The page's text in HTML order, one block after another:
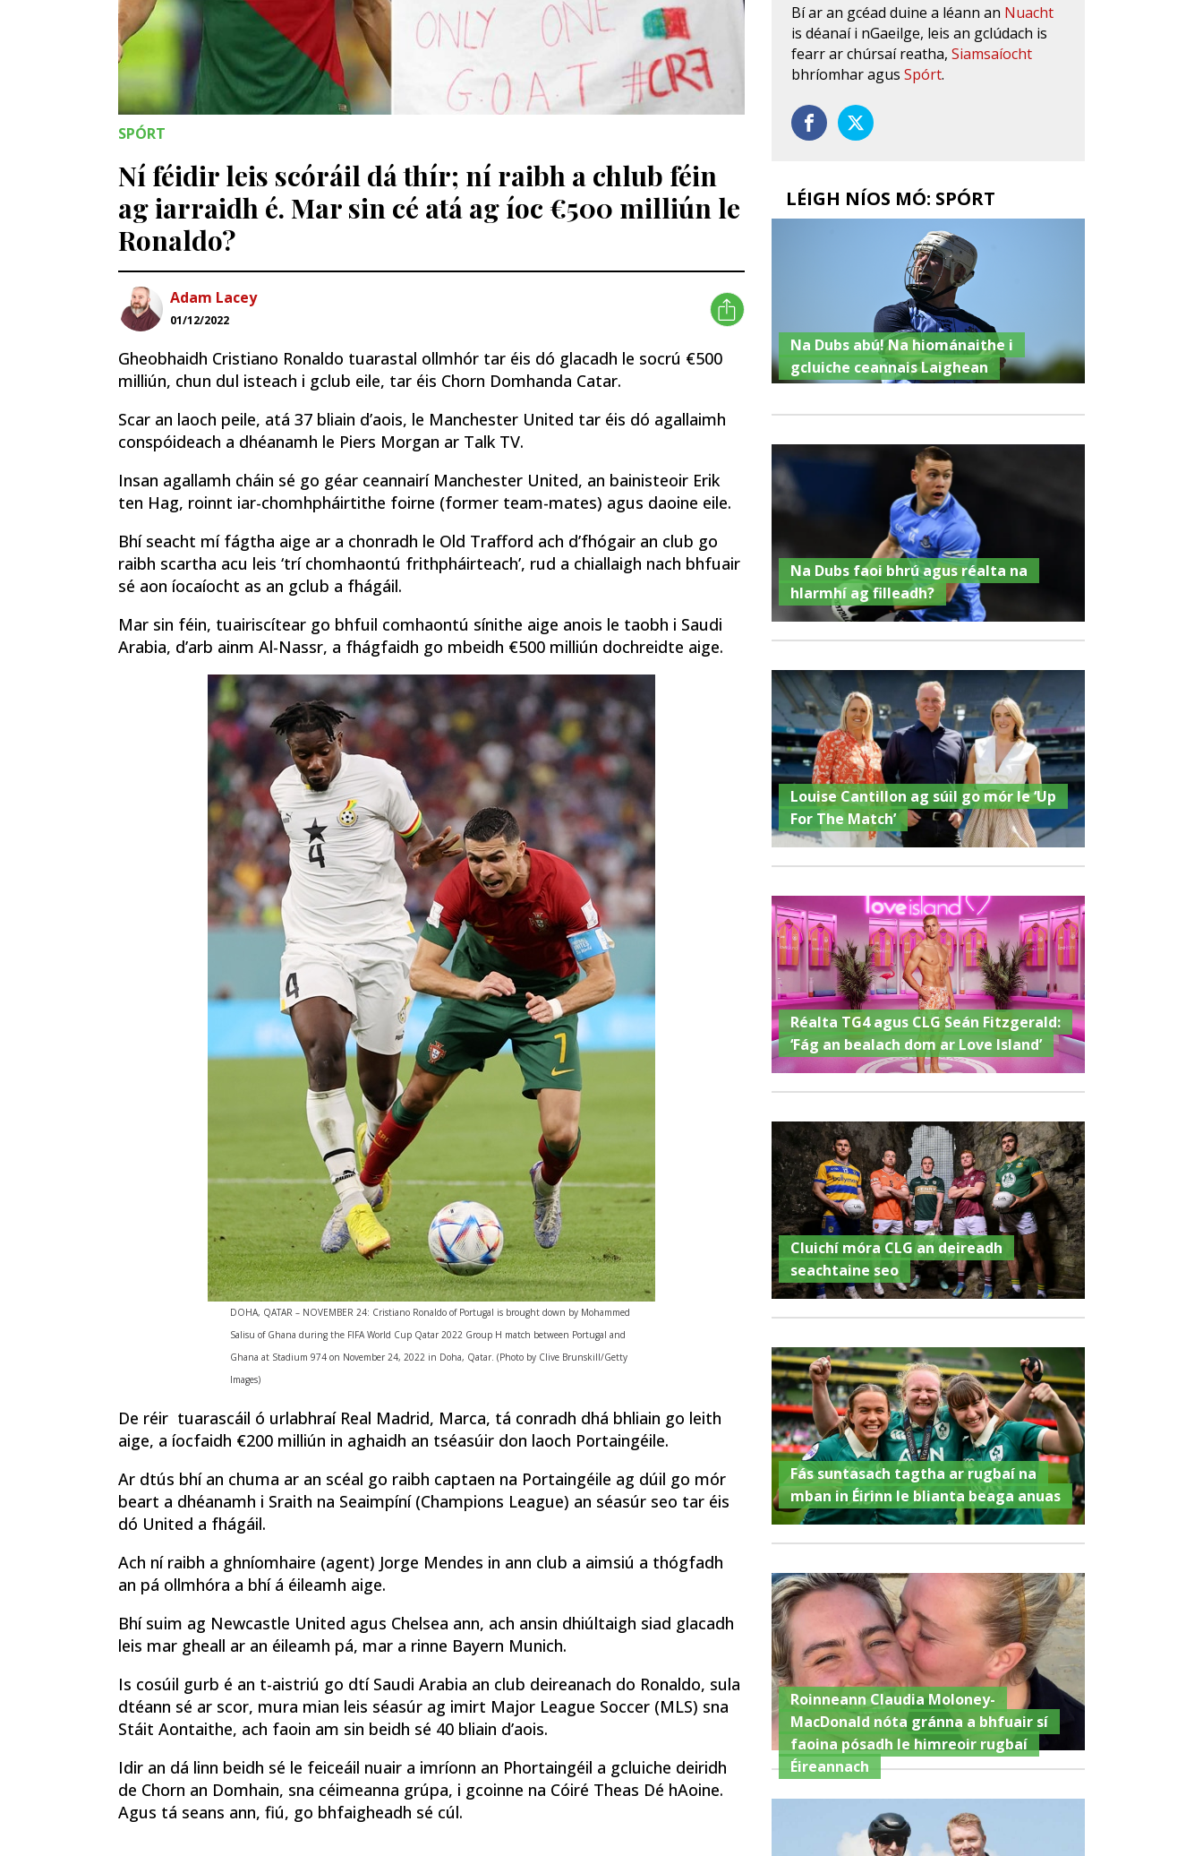
SPÓRT
Ní féidir leis scóráil dá thír; ní raibh a chlub féin
ag iarraidh é. Mar sin cé atá ag íoc €500 milliún le
Ronaldo?
Adam Lacey
01/12/2022
Gheobhaidh Cristiano Ronaldo tuarastal ollmhór tar éis dó glacadh le socrú €500
milliún, chun dul isteach i gclub eile, tar éis Chorn Domhanda Catar.
Scar an laoch peile, atá 37 bliain d’aois, le Manchester United tar éis dó agallaimh
conspóideach a dhéanamh le Piers Morgan ar Talk TV.
Insan agallamh cháin sé go géar ceannairí Manchester United, an bainisteoir Erik
ten Hag, roinnt iar-chomhpháirtithe foirne (former team-mates) agus daoine eile.
Bhí seacht mí fágtha aige ar a chonradh le Old Trafford ach d’fhógair an club go
raibh scartha acu leis ‘trí chomhaontú frithpháirteach’, rud a chiallaigh nach bhfuair
sé aon íocaíocht as an gclub a fhágáil.
Mar sin féin, tuairiscítear go bhfuil comhaontú sínithe aige anois le taobh i Saudi
Arabia, d’arb ainm Al-Nassr, a fhágfaidh go mbeidh €500 milliún dochreidte aige.
DOHA, QATAR – NOVEMBER 24: Cristiano Ronaldo of Portugal is brought down by Mohammed
Salisu of Ghana during the FIFA World Cup Qatar 2022 Group H match between Portugal and
Ghana at Stadium 974 on November 24, 2022 in Doha, Qatar. (Photo by Clive Brunskill/Getty
Images)
De réir tuarascáil ó urlabhraí Real Madrid, Marca, tá conradh dhá bhliain go leith
aige, a íocfaidh €200 milliún in aghaidh an tséasúir don laoch Portaingéile.
Ar dtús bhí an chuma ar an scéal go raibh captaen na Portaingéile ag dúil go mór
beart a dhéanamh i Sraith na Seaimpíní (Champions League) an séasúr seo tar éis
dó United a fhágáil.
Ach ní raibh a ghníomhaire (agent) Jorge Mendes in ann club a aimsiú a thógfadh
an pá ollmhóra a bhí á éileamh aige.
Bhí suim ag Newcastle United agus Chelsea ann, ach ansin dhiúltaigh siad glacadh
leis mar gheall ar an éileamh pá, mar a rinne Bayern Munich.
Is cosúil gurb é an t-aistriú go dtí Saudi Arabia an club deireanach do Ronaldo, sula
dtéann sé ar scor, mura mian leis séasúr ag imirt Major League Soccer (MLS) sna
Stáit Aontaithe, ach faoin am sin beidh sé 40 bliain d’aois.
Idir an dá linn beidh sé le feiceáil nuair a imríonn an Phortaingéil a gcluiche deiridh
de Chorn an Domhain, sna céimeanna grúpa, i gcoinne na Cóiré Theas Dé hAoine.
Agus tá seans ann, fiú, go bhfaigheadh sé cúl.
Bí ar an gcéad duine a léann an Nuacht
is déanaí i nGaeilge, leis an gclúdach is
fearr ar chúrsaí reatha,Siamsaíocht
bhríomhar agusSpórt.
LÉIGH NÍOS MÓ: SPÓRT
Na Dubs abú! Na hiománaithe i
gcluiche ceannais Laighean
Na Dubs faoi bhrú agus réalta na
hIarmhí ag filleadh?
Louise Cantillon ag súil go mór le ‘Up
For The Match’
Réalta TG4 agus CLG Seán Fitzgerald:
‘Fág an bealach dom ar Love Island’
Cluichí móra CLG an deireadh
seachtaine seo
Fás suntasach tagtha ar rugbaí na
mban in Éirinn le blianta beaga anuas
Roinneann Claudia Moloney-
MacDonald nóta gránna a bhfuair sí
faoina pósadh le himreoir rugbaí
Éireannach